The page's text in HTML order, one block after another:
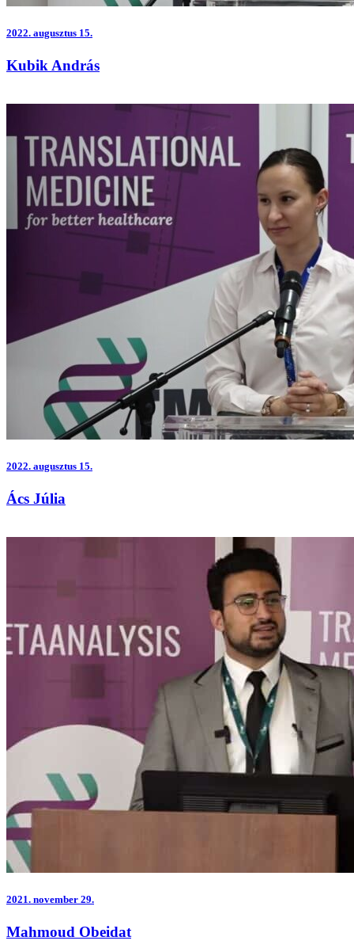
2022. augusztus 15.
Kubik András
2022. augusztus 15.
Ács Júlia
2021. november 29.
Mahmoud Obeidat